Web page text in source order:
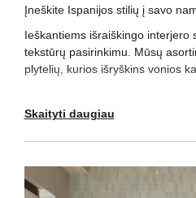
Įneškite Ispanijos stilių į savo
Ieškantiems išraiškingo interjero
tekstūrų pasirinkimu. Mūsų
plytelių, kurios išryškins vonios
KOKIO TIPO
sprendimų. Mėgstantiems
mūsų plytelės pasižymi
Skaityti daugiau